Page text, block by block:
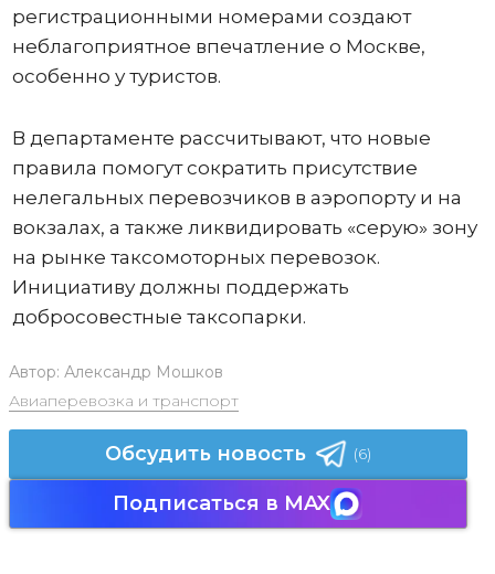
регистрационными номерами создают
неблагоприятное впечатление о Москве,
особенно у туристов.
В департаменте рассчитывают, что новые
правила помогут сократить присутствие
нелегальных перевозчиков в аэропорту и на
вокзалах, а также ликвидировать «серую» зону
на рынке таксомоторных перевозок.
Инициативу должны поддержать
добросовестные таксопарки.
Автор: Александр Мошков
Авиаперевозка и транспорт
Обсудить новость (6)
Подписаться в MAX